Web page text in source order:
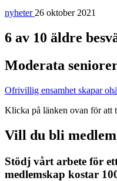
nyheter 26 oktober 2021
6 av 10 äldre
Moderata
Ofrivillig ensamhet skapar
Klicka på länken ovan för att
Vill du bli
Stödj vårt arbete för
medlemskap kostar